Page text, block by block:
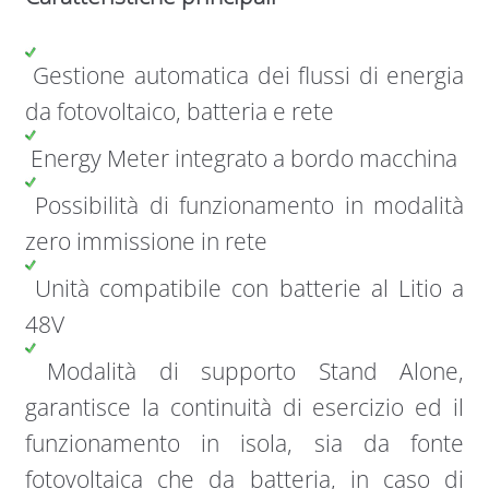
Gestione automatica dei flussi di energia
da fotovoltaico, batteria e rete
Energy Meter integrato a bordo macchina
Possibilità di funzionamento in modalità
zero immissione in rete
Unità compatibile con batterie al Litio a
48V
Modalità di supporto Stand Alone,
garantisce la continuità di esercizio ed il
funzionamento in isola, sia da fonte
fotovoltaica che da batteria, in caso di